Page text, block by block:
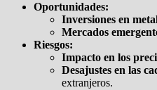
Oportunidades:
Inversiones en
Mercados
Riesgos:
Impacto en los
Desajustes en las
extranjeros.